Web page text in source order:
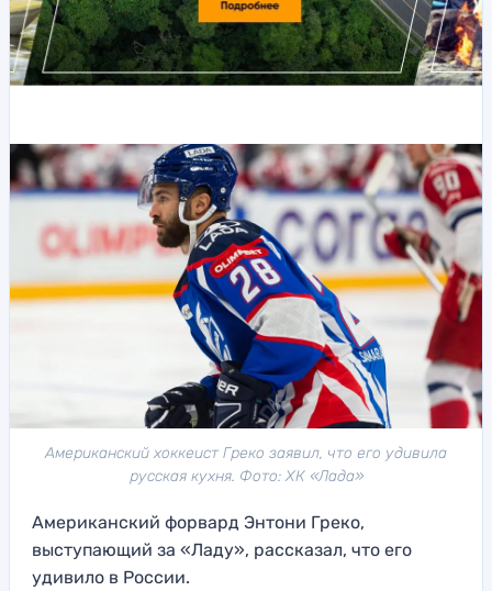
Американский хоккеист Греко заявил, что его удивила
русская кухня. Фото: ХК «Лада»
Американский форвард Энтони Греко,
выступающий за «Ладу», рассказал, что его
удивило в России.